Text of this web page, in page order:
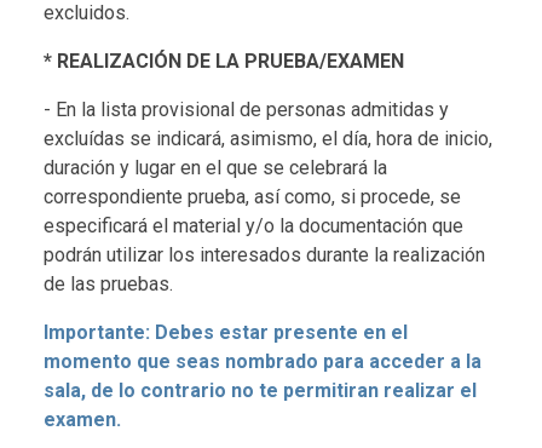
excluidos.
* REALIZACIÓN DE LA PRUEBA/EXAMEN
- En la lista provisional de personas admitidas y
excluídas se indicará, asimismo, el día, hora de inicio,
duración y lugar en el que se celebrará la
correspondiente prueba, así como, si procede, se
especificará el material y/o la documentación que
podrán utilizar los interesados durante la realización
de las pruebas.
Importante: Debes estar presente en el
momento que seas nombrado para acceder a la
sala, de lo contrario no te permitiran realizar el
examen.